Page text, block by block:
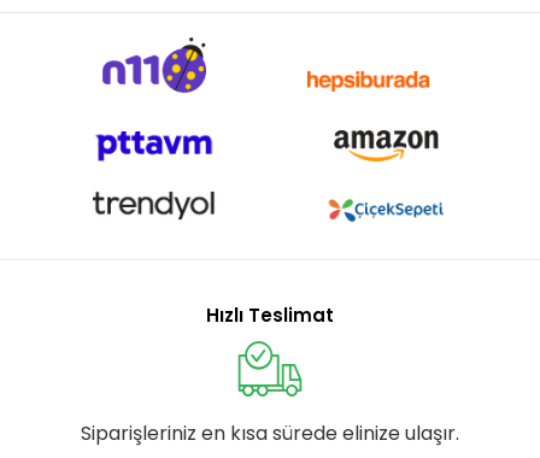
Hızlı Teslimat
Siparişleriniz en kısa sürede elinize ulaşır.